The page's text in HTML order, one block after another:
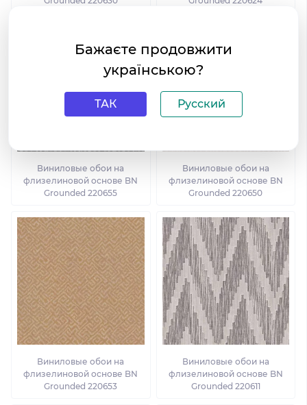
Виниловые обои на
флизелиновой основе BN
Grounded 220655
Виниловые обои на
флизелиновой основе BN
Grounded 220650
Виниловые обои на
флизелиновой основе BN
Grounded 220653
Виниловые обои на
флизелиновой основе BN
Grounded 220611
Бажаєте продовжити
українською?
ТАК Русский